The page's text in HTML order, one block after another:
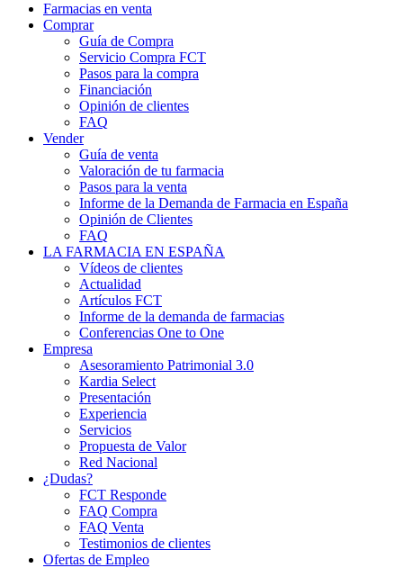
Farmacias en venta
Comprar
Guía de Compra
Servicio Compra FCT
Pasos para la compra
Financiación
Opinión de clientes
FAQ
Vender
Guía de venta
Valoración de tu farmacia
Pasos para la venta
Informe de la Demanda de Farmacia en España
Opinión de Clientes
FAQ
LA FARMACIA EN ESPAÑA
Vídeos de clientes
Actualidad
Artículos FCT
Informe de la demanda de farmacias
Conferencias One to One
Empresa
Asesoramiento Patrimonial 3.0
Kardia Select
Presentación
Experiencia
Servicios
Propuesta de Valor
Red Nacional
¿Dudas?
FCT Responde
FAQ Compra
FAQ Venta
Testimonios de clientes
Ofertas de Empleo